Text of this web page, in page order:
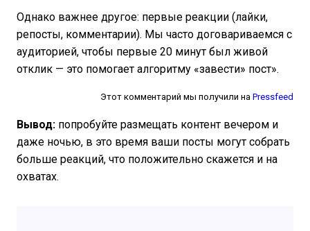
Однако важнее другое: первые реакции (лайки,
репосты, комментарии). Мы часто договариваемся с
аудиторией, чтобы первые 20 минут был живой
отклик — это помогает алгоритму «завести» пост».
Этот комментарий мы получили на Pressfeed
Вывод: попробуйте размещать контент вечером и
даже ночью, в это время ваши посты могут собрать
больше реакций, что положительно скажется и на
охватах.